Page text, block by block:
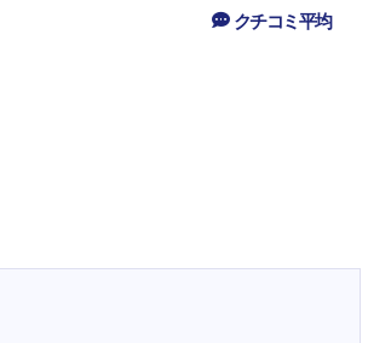
クチコミ平均